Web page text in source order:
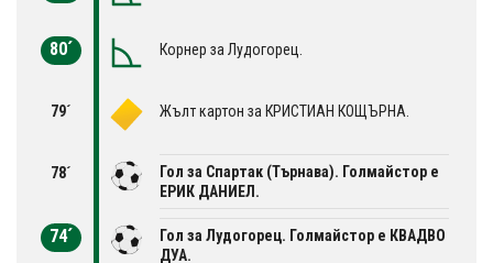
80´ Корнер за Лудогорец.
79´ Жълт картон за КРИСТИАН КОЩЪРНА.
78´
Гол за Спартак (Търнава). Голмайстор е
ЕРИК ДАНИЕЛ.
74´
Гол за Лудогорец. Голмайстор е КВАДВО
ДУА.